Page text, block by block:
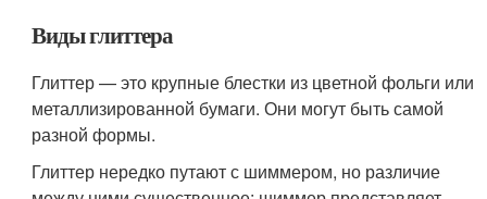
Виды глиттера
Глиттер — это крупные блестки из цветной фольги или
металлизированной бумаги. Они могут быть самой
разной формы.
Глиттер нередко путают с шиммером, но различие